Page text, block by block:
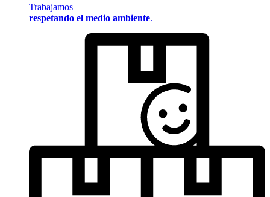
Trabajamos
respetando el medio ambiente.